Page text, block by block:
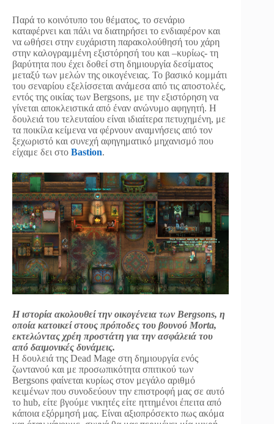
Παρά το κοινότυπο του θέματος, το σενάριο
καταφέρνει και πάλι να διατηρήσει το ενδιαφέρον και
να ωθήσει στην ευχάριστη παρακολούθησή του χάρη
στην καλογραμμένη εξιστόρησή του και –κυρίως- τη
βαρύτητα που έχει δοθεί στη δημιουργία δεσίματος
μεταξύ των μελών της οικογένειας. Το βασικό κομμάτι
του σεναρίου εξελίσσεται ανάμεσα από τις αποστολές,
εντός της οικίας των Bergsons, με την εξιστόρηση να
γίνεται αποκλειστικά από έναν ανώνυμο αφηγητή. Η
δουλειά του τελευταίου είναι ιδιαίτερα πετυχημένη, με
τα ποικίλα κείμενα να φέρνουν αναμνήσεις από τον
ξεχωριστό και συνεχή αφηγηματικό μηχανισμό που
είχαμε δει στο Bastion.
Η ιστορία ακολουθεί την οικογένεια των Bergsons, η
οποία κατοικεί στους πρόποδες του βουνού Morta,
εκτελώντας χρέη προστάτη για την ασφάλειά του
από δαιμονικές δυνάμεις.
Η δουλειά της Dead Mage στη δημιουργία ενός
ζωντανού και με προσωπικότητα σπιτικού των
Bergsons φαίνεται κυρίως στον μεγάλο αριθμό
κειμένων που συνοδεύουν την επιστροφή μας σε αυτό
το hub, είτε βγούμε νικητές είτε ηττημένοι έπειτα από
κάποια εξόρμησή μας. Είναι αξιοπρόσεκτο πως ακόμα